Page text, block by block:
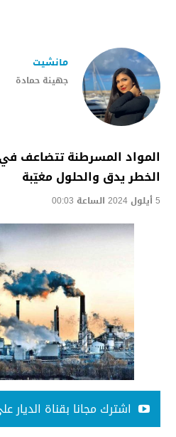
جهينة حمادة
مانشيت
المواد المسرطنة تتضاعف
الخطر يدق والحلول مغيّبة
5 أيلول 2024 الساعة 00:03
اشترك مجانا بقناة الديار